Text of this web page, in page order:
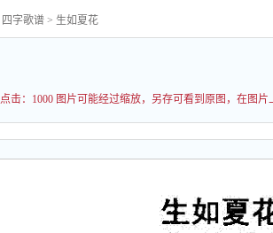
四字歌谱 > 生如夏花
点击： 1000 图片可能经过缩放，另存可看到原图，在图